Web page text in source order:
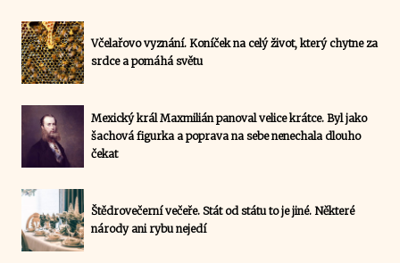
Včelařovo vyznání. Koníček na celý život, který chytne za
srdce a pomáhá světu
Mexický král Maxmilián panoval velice krátce. Byl jako
šachová figurka a poprava na sebe nenechala dlouho
čekat
Štědrovečerní večeře. Stát od státu to je jiné. Některé
národy ani rybu nejedí